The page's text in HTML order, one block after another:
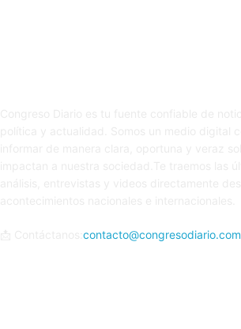
contacto@congresodiario.com